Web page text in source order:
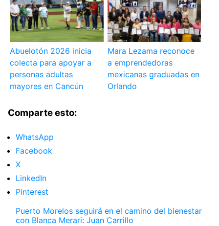
Abuelotón 2026 inicia
colecta para apoyar a
personas adultas
mayores en Cancún
Mara Lezama reconoce
a emprendedoras
mexicanas graduadas en
Orlando
Comparte esto:
WhatsApp
Facebook
X
LinkedIn
Pinterest
Puerto Morelos seguirá en el camino del bienestar
con Blanca Merari: Juan Carrillo